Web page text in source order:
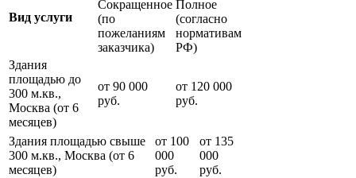
Вид услуги
Сокращенное
(по
пожеланиям
заказчика)
Полное
(согласно
нормативам
РФ)
Здания
площадью до
300 м.кв.,
Москва (от 6
месяцев)
от 90 000
руб.
от 120 000
руб.
Здания площадью свыше
300 м.кв., Москва (от 6
месяцев)
от 100
000
руб.
от 135
000
руб.